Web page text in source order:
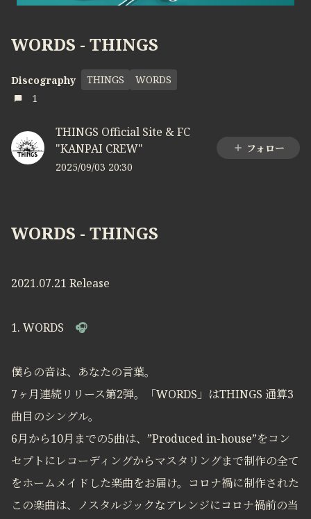
WORDS - THINGS
Discography THINGS
WORDS
1
THINGS Official Site & FC
"KANPAI CREW"
2025/09/03 20:30
フォロー
WORDS - THINGS
2021.07.21 Release
1. WORDS 🎧
僕らの音は、あなたの言葉。
7ヶ月連続リリース第2弾。「WORDS」はTHINGS 通算3
曲目のシングル。
6月から10月までの5曲は、”Produced in-house”をコン
セプトにレコーディングからマスタリングまで制作の全て
をホームメイドした楽曲をお届け。コロナ禍に制作された
この楽曲は、ノスタルジックなアレンジにコロナ禍前の当